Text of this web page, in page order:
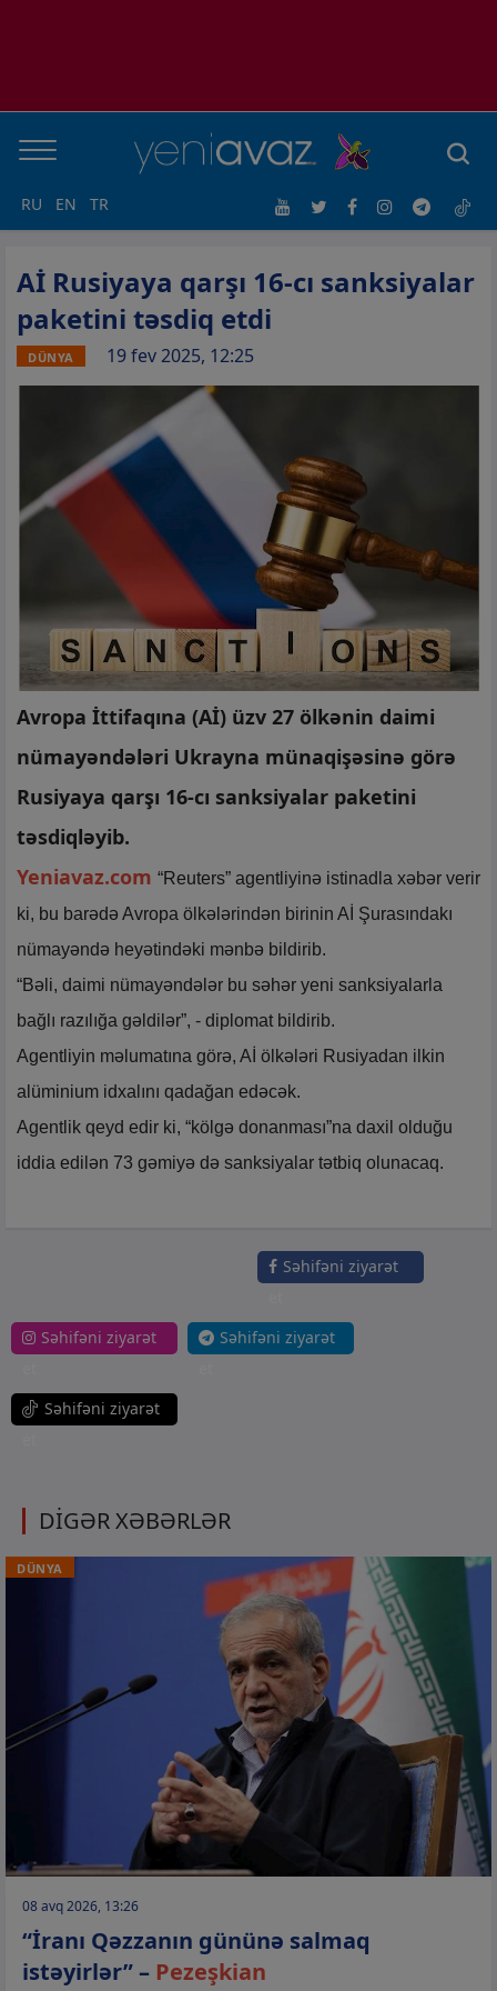
RU EN TR
Aİ Rusiyaya qarşı 16-cı sanksiyalar
paketini təsdiq etdi
DÜNYA 19 fev 2025, 12:25
Avropa İttifaqına (Aİ) üzv 27 ölkənin daimi
nümayəndələri Ukrayna münaqişəsinə görə
Rusiyaya qarşı 16-cı sanksiyalar paketini
təsdiqləyib.
Yeniavaz.com “Reuters” agentliyinə istinadla xəbər verir
ki, bu barədə Avropa ölkələrindən birinin Aİ Şurasındakı
nümayəndə heyətindəki mənbə bildirib.
“Bəli, daimi nümayəndələr bu səhər yeni sanksiyalarla
bağlı razılığa gəldilər”, - diplomat bildirib.
Agentliyin məlumatına görə, Aİ ölkələri Rusiyadan ilkin
alüminium idxalını qadağan edəcək.
Agentlik qeyd edir ki, “kölgə donanması”na daxil olduğu
iddia edilən 73 gəmiyə də sanksiyalar tətbiq olunacaq.
Səhifəni ziyarət
Səhifəni ziyarət
Səhifəni ziyarət
Səhifəni ziyarət
DİGƏR XƏBƏRLƏR
DÜNYA
08 avq 2026, 13:26
“İranı Qəzzanın gününə salmaq
istəyirlər” – Pezeşkian